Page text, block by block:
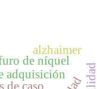
adquisición
de caso
de níquel
alzhaimer